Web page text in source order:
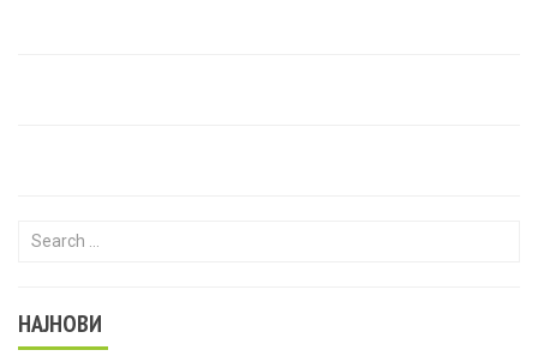
Search for:
НАЈНОВИ